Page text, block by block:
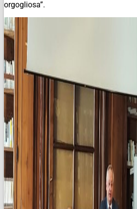
orgogliosa”.